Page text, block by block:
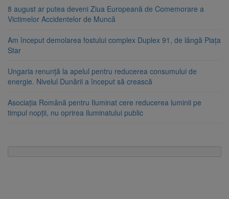
8 august ar putea deveni Ziua Europeană de Comemorare a
Victimelor Accidentelor de Muncă
Am început demolarea fostului complex Duplex 91, de lângă Piața
Star
Ungaria renunță la apelul pentru reducerea consumului de
energie. Nivelul Dunării a început să crească
Asociația Română pentru Iluminat cere reducerea luminii pe
timpul nopții, nu oprirea iluminatului public